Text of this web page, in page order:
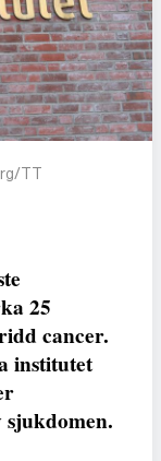
TT
25
cancer.
institutet